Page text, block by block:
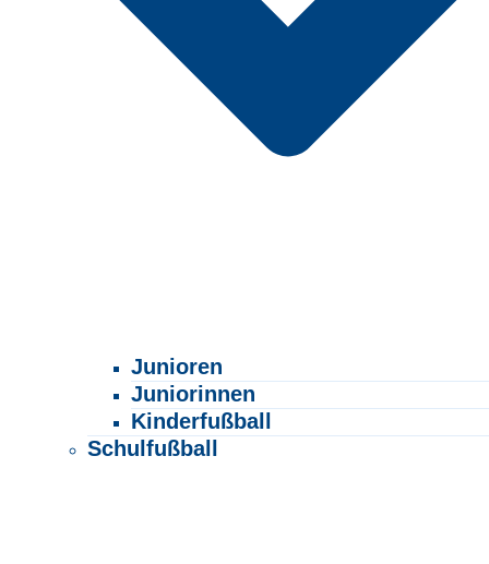
Junioren
Juniorinnen
Kinderfußball
Schulfußball